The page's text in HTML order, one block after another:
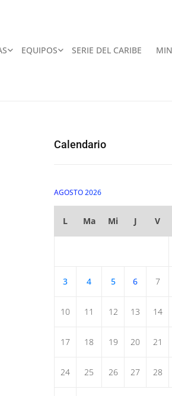
EQUIPOS SERIE DEL CARIBE
Calendario
AGOSTO 2026
L Ma Mi J V
3 4 5 6 7
10 11 12 13 14
17 18 19 20 21
24 25 26 27 28